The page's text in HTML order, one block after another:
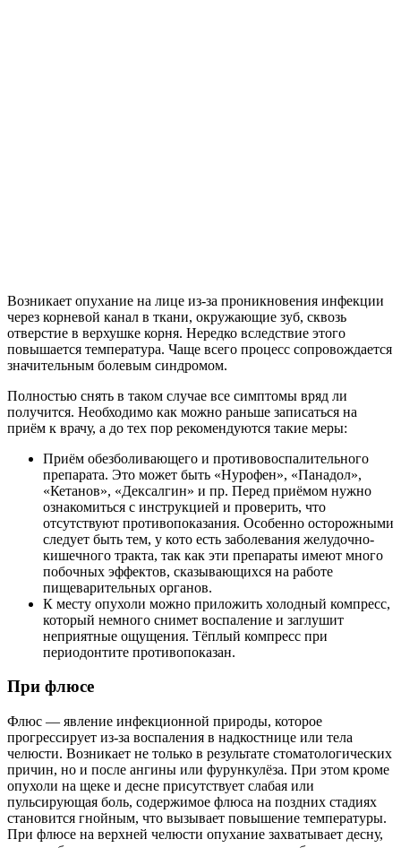
Возникает опухание на лице из-за проникновения инфекции
через корневой канал в ткани, окружающие зуб, сквозь
отверстие в верхушке корня. Нередко вследствие этого
повышается температура. Чаще всего процесс сопровождается
значительным болевым синдромом.
Полностью снять в таком случае все симптомы вряд ли
получится. Необходимо как можно раньше записаться на
приём к врачу, а до тех пор рекомендуются такие меры:
Приём обезболивающего и противовоспалительного
препарата. Это может быть «Нурофен», «Панадол»,
«Кетанов», «Дексалгин» и пр. Перед приёмом нужно
ознакомиться с инструкцией и проверить, что
отсутствуют противопоказания. Особенно осторожными
следует быть тем, у кото есть заболевания желудочно-
кишечного тракта, так как эти препараты имеют много
побочных эффектов, сказывающихся на работе
пищеварительных органов.
К месту опухоли можно приложить холодный компресс,
который немного снимет воспаление и заглушит
неприятные ощущения. Тёплый компресс при
периодонтите противопоказан.
При флюсе
Флюс — явление инфекционной природы, которое
прогрессирует из-за воспаления в надкостнице или тела
челюсти. Возникает не только в результате стоматологических
причин, но и после ангины или фурункулёза. При этом кроме
опухоли на щеке и десне присутствует слабая или
пульсирующая боль, содержимое флюса на поздних стадиях
становится гнойным, что вызывает повышение температуры.
При флюсе на верхней челюсти опухание захватывает десну,